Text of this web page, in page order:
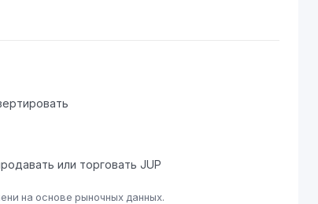
или торговать JUP
на основе рыночных данных.